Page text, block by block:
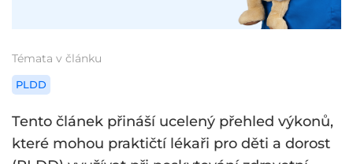
Témata v článku
PLDD
Tento článek přináší ucelený přehled výkonů,
které mohou praktičtí lékaři pro děti a dorost